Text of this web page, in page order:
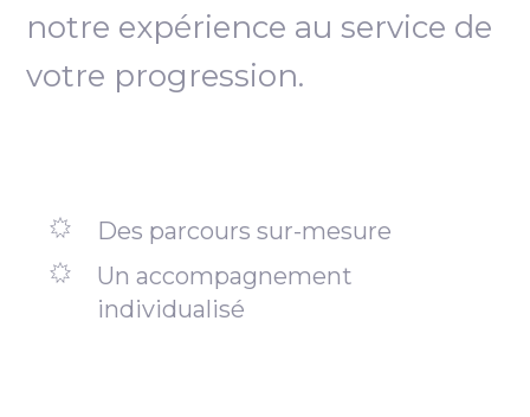
notre expérience au service de
votre progression.
Des parcours sur-mesure
Un accompagnement
individualisé